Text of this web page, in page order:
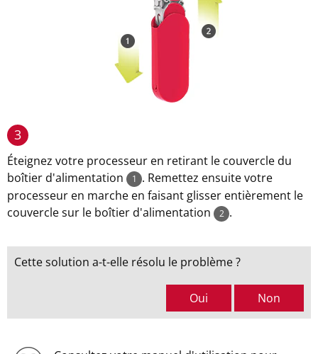
3
Éteignez votre processeur en retirant le couvercle du
boîtier d'alimentation
1 . Remettez ensuite votre
processeur en marche en faisant glisser entièrement le
couvercle sur le boîtier d'alimentation
2 .
Cette solution a-t-elle résolu le problème ?
Oui Non